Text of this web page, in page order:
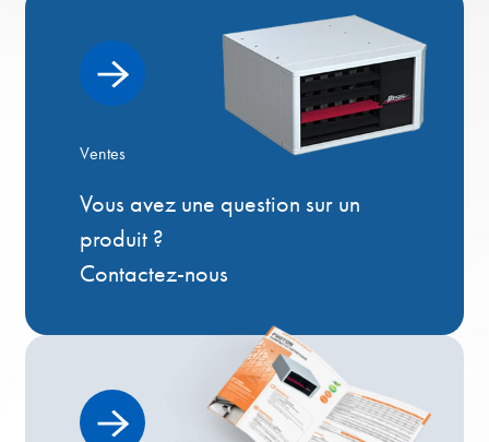
Ventes
Vous avez une question sur un
produit ?
Contactez-nous